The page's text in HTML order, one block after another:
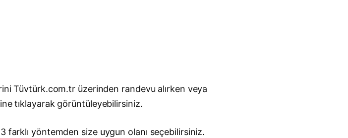
Tüvtürk.com.tr üzerinden randevu alırken veya
tıklayarak görüntüleyebilirsiniz.
farklı yöntemden size uygun olanı seçebilirsiniz.